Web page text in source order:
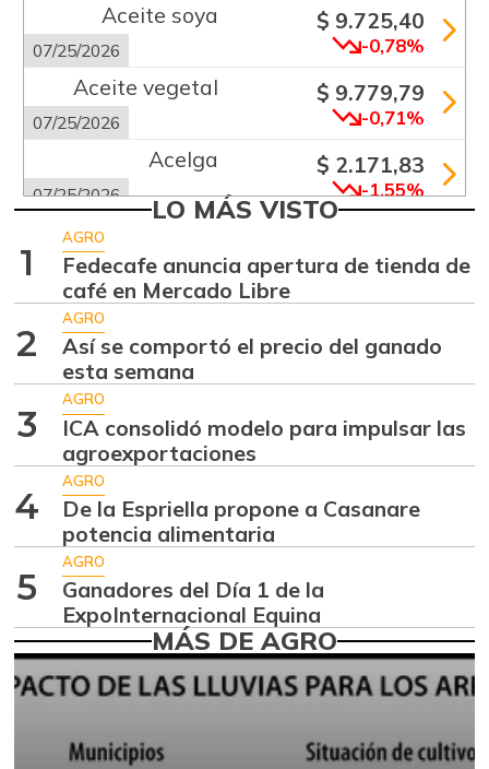
Aceite soya
07/25/2026
$ 9.725,40
-0,78%
Aceite vegetal
07/25/2026
$ 9.779,79
-0,71%
Acelga
07/25/2026
$ 2.171,83
-1,55%
Aguacate común
07/25/2026 +6,24%
Aguacate hass
07/25/2026
$ 7.289,10
-2,98%
Aguacate
07/25/2026
$ 8.366,30
-1,18%
Ahuyama
07/25/2026 -0,51%
Ahuyamín
07/25/2026
$ 1.672,87
Ajo
07/25/2026
$ 6.102,86
-2,18%
Ají dulce $ 2.880,14
Ají topito dulce
LO MÁS VISTO
1
AGRO
Fedecafe anuncia apertura de tienda de
café en Mercado Libre
2
AGRO
Así se comportó el precio del ganado
esta semana
3
AGRO
ICA consolidó modelo para impulsar las
agroexportaciones
4
AGRO
De la Espriella propone a Casanare
potencia alimentaria
5
AGRO
Ganadores del Día 1 de la
ExpoInternacional Equina
MÁS DE AGRO